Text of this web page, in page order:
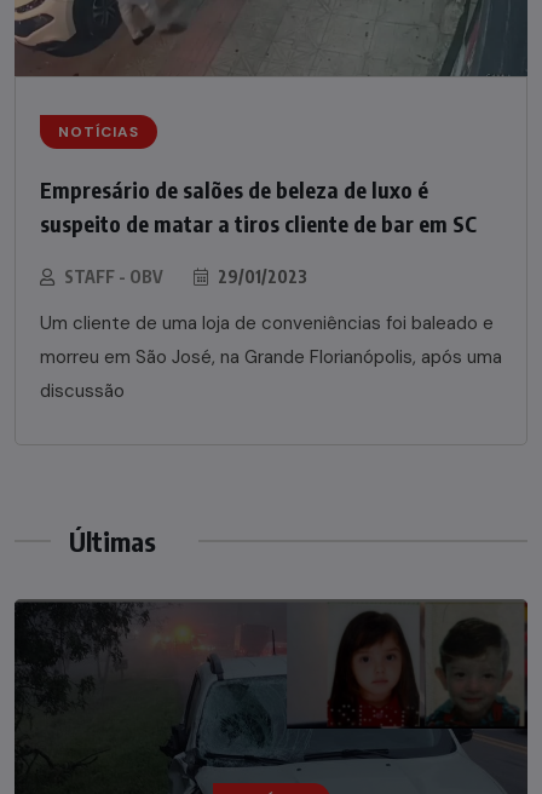
NOTÍCIAS
Empresário de salões de beleza de luxo é
suspeito de matar a tiros cliente de bar em SC
STAFF - OBV 29/01/2023
Um cliente de uma loja de conveniências foi baleado e
morreu em São José, na Grande Florianópolis, após uma
discussão
Últimas